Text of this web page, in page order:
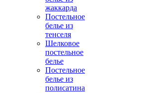
жаккарда
Постельное
белье из
тенселя
Шелковое
постельное
белье
Постельное
белье из
полисатина